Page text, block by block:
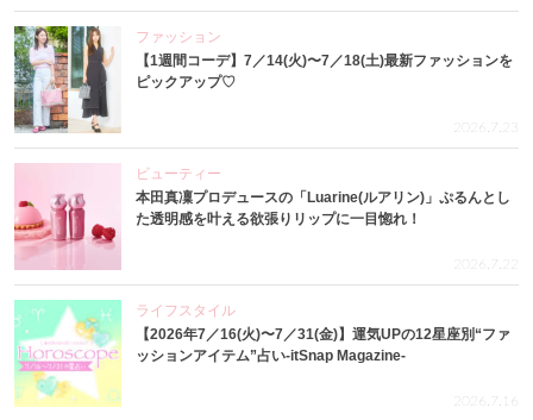
ファッション
【1週間コーデ】7／14(火)〜7／18(土)最新ファッションを
ピックアップ♡
2026.7.23
ビューティー
本田真凜プロデュースの「Luarine(ルアリン)」ぷるんとし
た透明感を叶える欲張りリップに一目惚れ！
2026.7.22
ライフスタイル
【2026年7／16(火)〜7／31(金)】運気UPの12星座別“ファ
ッションアイテム”占い-itSnap Magazine-
2026.7.16